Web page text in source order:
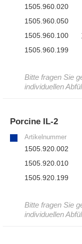
1505.960.020
1505.960.050
1505.960.100
1505.960.199
Bitte fragen Sie
individuellen
Porcine IL-2
Artikelnummer
1505.920.002
1505.920.010
1505.920.199
Bitte fragen Sie
individuellen